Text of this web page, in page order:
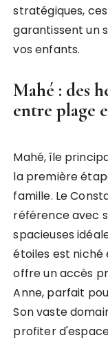
stratégiques,
garantissent un
vos enfants.
Mahé : des
entre plage
Mahé, île
la première
famille. Le
référence avec
spacieuses
étoiles est niché
offre un accès
Anne, parfait
Son vaste
profiter